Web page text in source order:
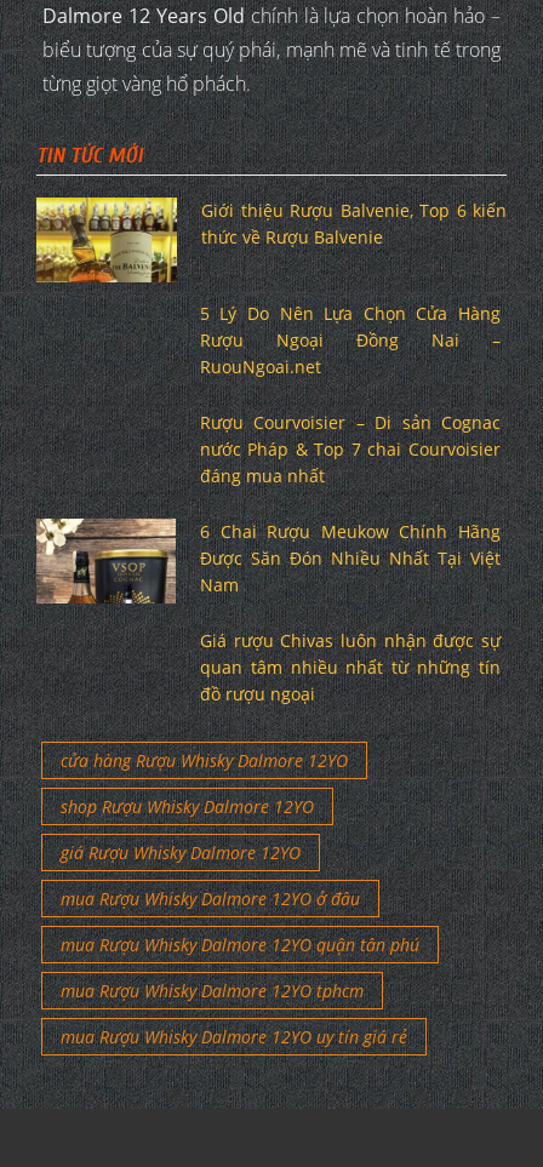
Dalmore 12 Years Oldchính là lựa chọn hoàn hảo –
biểu tượng của sự quý phái, mạnh mẽ và tinh tế trong
từng giọt vàng hổ phách.
TIN TỨC MỚI
Giới thiệu Rượu Balvenie, Top 6 kiến
thức về Rượu Balvenie
5 Lý Do Nên Lựa Chọn Cửa Hàng
Rượu Ngoại Đồng Nai –
RuouNgoai.net
Rượu Courvoisier – Di sản Cognac
nước Pháp & Top 7 chai Courvoisier
đáng mua nhất
6 Chai Rượu Meukow Chính Hãng
Được Săn Đón Nhiều Nhất Tại Việt
Nam
Giá rượu Chivas luôn nhận được sự
quan tâm nhiều nhất từ những tín
đồ rượu ngoại
cửa hàng Rượu Whisky Dalmore 12YO
shop Rượu Whisky Dalmore 12YO
giá Rượu Whisky Dalmore 12YO
mua Rượu Whisky Dalmore 12YO ở đâu
mua Rượu Whisky Dalmore 12YO quận tân phú
mua Rượu Whisky Dalmore 12YO tphcm
mua Rượu Whisky Dalmore 12YO uy tín giá rẻ